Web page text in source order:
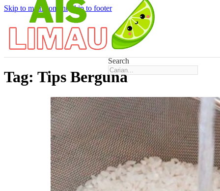
Skip to main content Skip to footer
Search
Tag: Tips Berguna